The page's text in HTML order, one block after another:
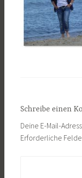
Schreibe einen
Deine E-Mail-
Erforderliche